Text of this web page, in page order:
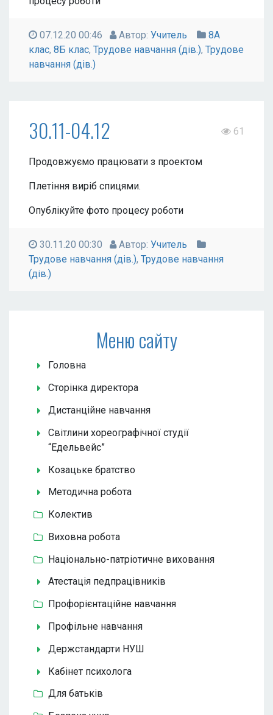
07.12.20 00:46 Автор: Учитель
8А
клас, 8Б клас, Трудове навчання (дів.), Трудове
навчання (дів.)
30.11-04.12 61
Продовжуємо працювати з проектом
Плетіння виріб спицями.
Опублікуйте фото процесу роботи
30.11.20 00:30 Автор: Учитель
Трудове навчання (дів.), Трудове навчання
(дів.)
Меню сайту
Головна
Сторінка директора
Дистанційне навчання
Світлини хореографічної студії
“Едельвейс”
Козацьке братство
Методична робота
Колектив
Виховна робота
Національно-патріотичне виховання
Атестація педпрацівників
Профорієнтаційне навчання
Профільне навчання
Держстандарти НУШ
Кабінет психолога
Для батьків